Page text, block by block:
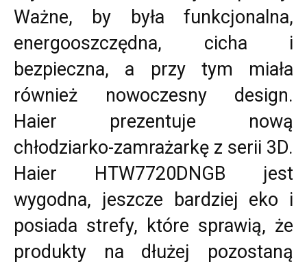
Ważne, by była funkcjonalna,
energooszczędna, cicha i
bezpieczna, a przy tym miała
również nowoczesny design.
Haier prezentuje nową
chłodziarko-zamrażarkę z serii 3D.
Haier HTW7720DNGB jest
wygodna, jeszcze bardziej eko i
posiada strefy, które sprawią, że
produkty na dłużej pozostaną